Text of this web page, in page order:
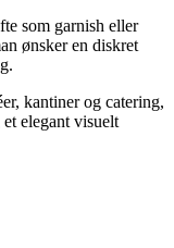
som garnish eller
ønsker en diskret
kantiner og catering,
elegant visuelt